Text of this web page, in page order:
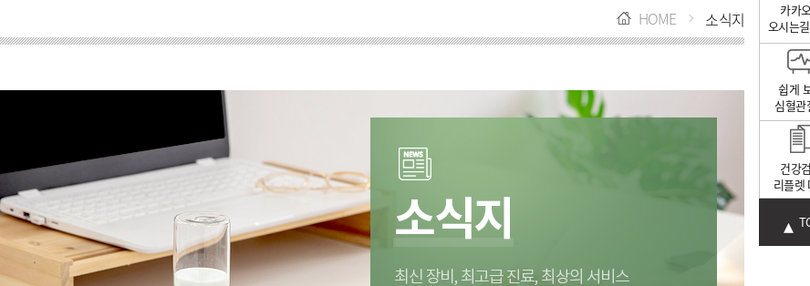
카카
오시는
쉽게
심혈관
건강
리플렛
HOME 소식지